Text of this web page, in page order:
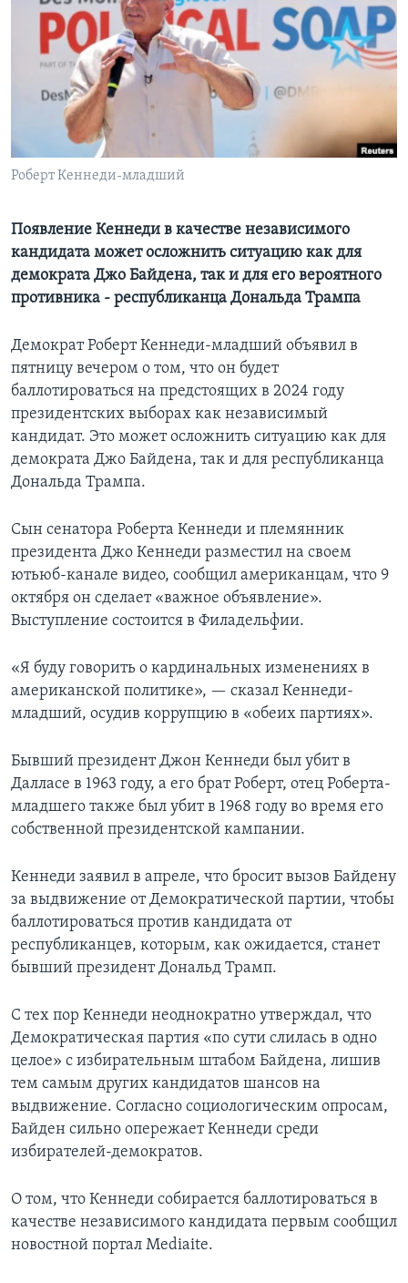
Learning English
СОЦИАЛЬНЫЕ СЕТИ
Языки
Роберт Кеннеди-младший
Появление Кеннеди в качестве независимого
кандидата может осложнить ситуацию как для
демократа Джо Байдена, так и для его вероятного
противника - республиканца Дональда Трампа
Демократ Роберт Кеннеди-младший объявил в
пятницу вечером о том, что он будет
баллотироваться на предстоящих в 2024 году
президентских выборах как независимый
кандидат. Это может осложнить ситуацию как для
демократа Джо Байдена, так и для республиканца
Дональда Трампа.
Сын сенатора Роберта Кеннеди и племянник
президента Джо Кеннеди разместил на своем
ютьюб-канале видео, сообщил американцам, что 9
октября он сделает «важное объявление».
Выступление состоится в Филадельфии.
«Я буду говорить о кардинальных изменениях в
американской политике», — сказал Кеннеди-
младший, осудив коррупцию в «обеих партиях».
Бывший президент Джон Кеннеди был убит в
Далласе в 1963 году, а его брат Роберт, отец Роберта-
младшего также был убит в 1968 году во время его
собственной президентской кампании.
Кеннеди заявил в апреле, что бросит вызов Байдену
за выдвижение от Демократической партии, чтобы
баллотироваться против кандидата от
республиканцев, которым, как ожидается, станет
бывший президент Дональд Трамп.
С тех пор Кеннеди неоднократно утверждал, что
Демократическая партия «по сути слилась в одно
целое» с избирательным штабом Байдена, лишив
тем самым других кандидатов шансов на
выдвижение. Согласно социологическим опросам,
Байден сильно опережает Кеннеди среди
избирателей-демократов.
О том, что Кеннеди собирается баллотироваться в
качестве независимого кандидата первым сообщил
новостной портал Mediaite.